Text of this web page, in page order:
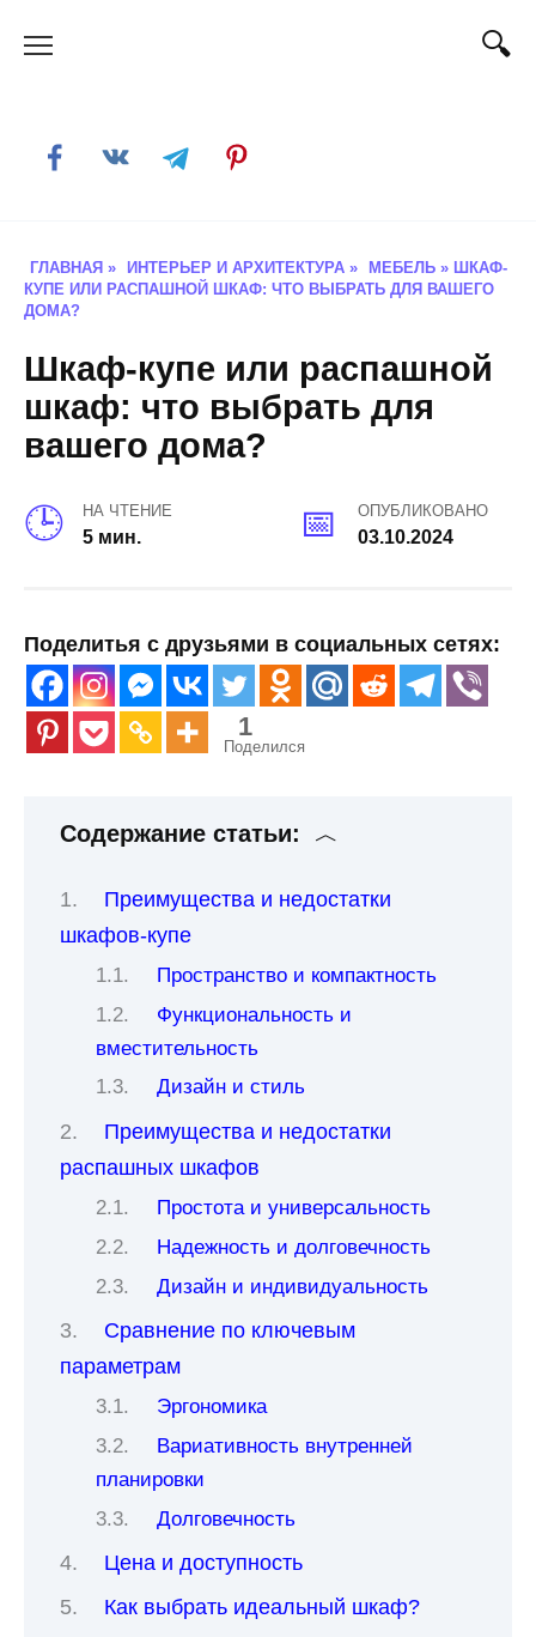
ГЛАВНАЯ » ИНТЕРЬЕР И АРХИТЕКТУРА » МЕБЕЛЬ » ШКАФ-
КУПЕ ИЛИ РАСПАШНОЙ ШКАФ: ЧТО ВЫБРАТЬ ДЛЯ ВАШЕГО
ДОМА?
Шкаф-купе или распашной
шкаф: что выбрать для
вашего дома?
НА ЧТЕНИЕ
5 мин.
ОПУБЛИКОВАНО
03.10.2024
Поделитья с друзьями в социальных сетях:
1
Поделился
Содержание статьи:
Преимущества и недостатки
шкафов-купе
Пространство и компактность
Функциональность и
вместительность
Дизайн и стиль
Преимущества и недостатки
распашных шкафов
Простота и универсальность
Надежность и долговечность
Дизайн и индивидуальность
Сравнение по ключевым
параметрам
Эргономика
Вариативность внутренней
планировки
Долговечность
Цена и доступность
Как выбрать идеальный шкаф?